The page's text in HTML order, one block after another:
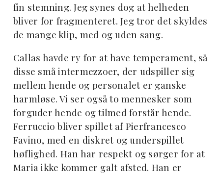
fin stemning. Jeg synes dog at helheden
bliver for fragmenteret. Jeg tror det skyldes
de mange klip, med og uden sang.
Callas havde ry for at have temperament, så
disse små intermezzoer, der udspiller sig
mellem hende og personalet er ganske
harmløse. Vi ser også to mennesker som
forguder hende og tilmed forstår hende.
Ferruccio bliver spillet af Pierfrancesco
Favino, med en diskret og underspillet
høflighed. Han har respekt og sørger for at
Maria ikke kommer galt afsted. Han er